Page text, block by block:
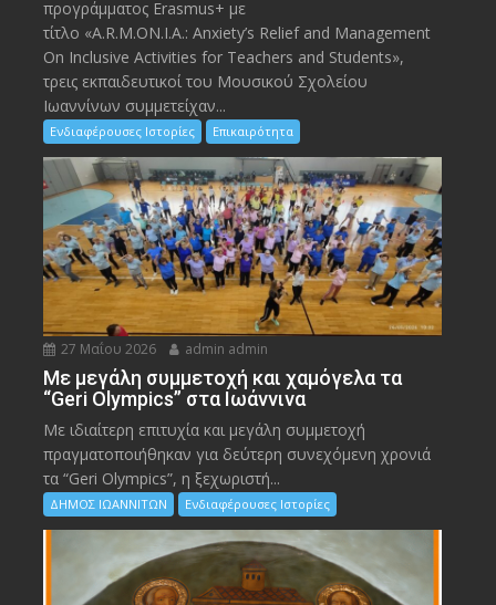
προγράμματος Erasmus+ με
τίτλο «A.R.M.ON.I.A.: Anxiety’s Relief and Management
On Inclusive Activities for Teachers and Students»,
τρεις εκπαιδευτικοί του Μουσικού Σχολείου
Ιωαννίνων συμμετείχαν...
Ενδιαφέρουσες Ιστορίες Επικαιρότητα
27 Μαΐου 2026 admin admin
Με μεγάλη συμμετοχή και χαμόγελα τα
“Geri Olympics” στα Ιωάννινα
Με ιδιαίτερη επιτυχία και μεγάλη συμμετοχή
πραγματοποιήθηκαν για δεύτερη συνεχόμενη χρονιά
τα “Geri Olympics”, η ξεχωριστή...
ΔΗΜΟΣ ΙΩΑΝΝΙΤΩΝ Ενδιαφέρουσες Ιστορίες